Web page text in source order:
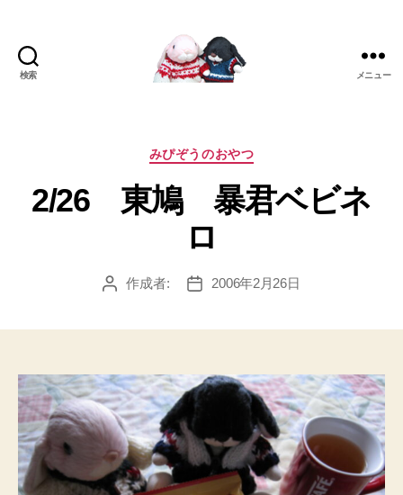
検索
ぴ
Blog
メニュー
カ
リ
ー
みぴぞうのおやつ
2/26 東鳩 暴君ベビネ
ロ
投
作成者:
投
2006年2月26日